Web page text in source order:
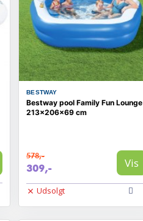
BESTWAY
Bestway pool Family Fun Lounge
213x206x69 cm
578,-
309,- Vis
Udsolgt